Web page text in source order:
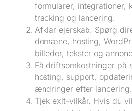
formularer, integrationer,
tracking og lancering.
Afklar ejerskab. Spørg
domæne, hosting,
billeder, tekster og
Få driftsomkostninger på
hosting, support,
ændringer efter lancering.
Tjek exit-vilkår. Hvis du